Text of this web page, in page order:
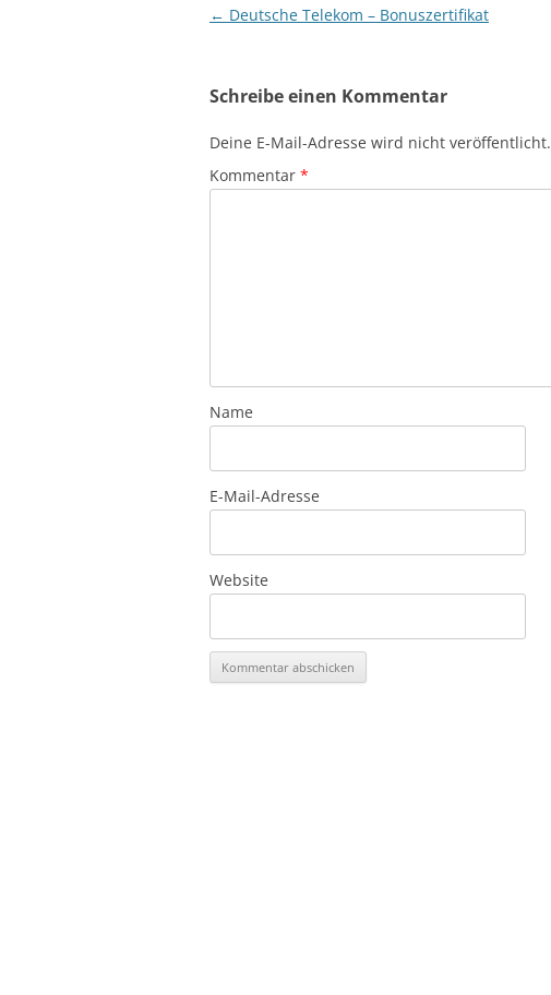
Beitragsnavigation
← Deutsche Telekom – Bonuszertifikat
Schreibe einen Kommentar
Deine E-Mail-Adresse wird nicht veröffentlicht.
Kommentar *
Name
E-Mail-Adresse
Website